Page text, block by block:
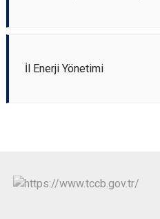
İl Enerji Yönetimi